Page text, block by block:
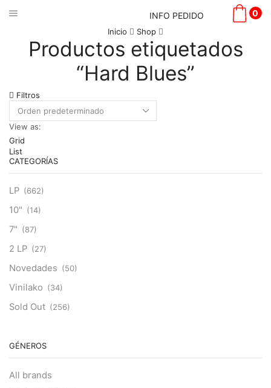
INFO PEDIDO 0
Inicio Shop
Productos etiquetados
“Hard Blues”
Filtros
View as:
Grid
List
CATEGORÍAS
LP (662)
10" (14)
7" (87)
2 LP (27)
Novedades (50)
Vinilako (34)
Sold Out (256)
GÉNEROS
All brands